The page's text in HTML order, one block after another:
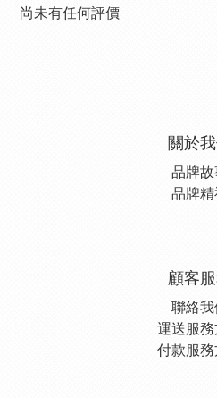
尚未有任何評價
關於
品牌故
品牌精
顧客
聯絡我
運送服務
付款服務